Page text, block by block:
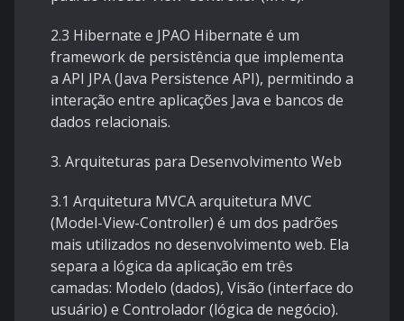
2.3 Hibernate e JPAO Hibernate é um
framework de persistência que implementa
a API JPA (Java Persistence API), permitindo a
interação entre aplicações Java e bancos de
dados relacionais.
3. Arquiteturas para Desenvolvimento Web
3.1 Arquitetura MVCA arquitetura MVC
(Model-View-Controller) é um dos padrões
mais utilizados no desenvolvimento web. Ela
separa a lógica da aplicação em três
camadas: Modelo (dados), Visão (interface do
usuário) e Controlador (lógica de negócio).